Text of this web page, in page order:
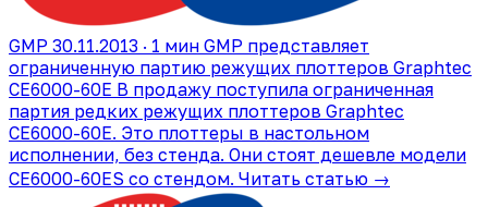
GMP 30.11.2013 · 1 мин GMP представляет
ограниченную партию режущих плоттеров Graphtec
CE6000-60E В продажу поступила ограниченная
партия редких режущих плоттеров Graphtec
CE6000-60E. Это плоттеры в настольном
исполнении, без стенда. Они стоят дешевле модели
CE6000-60ES со стендом. Читать статью →